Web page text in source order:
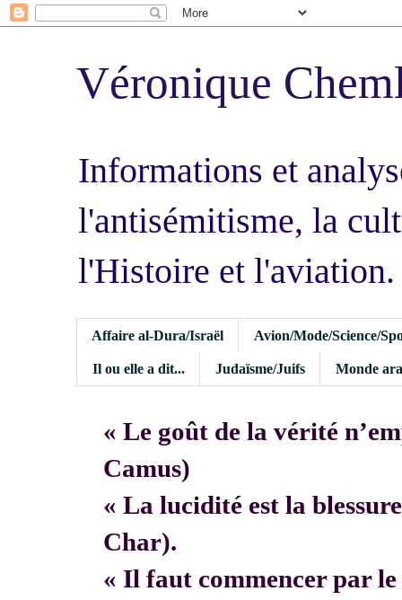
Véronique
Informations et
l'antisémitisme, la
l'Histoire et l'aviation.
Affaire al-Dura/Israël Avion/Mode/Science/
Il ou elle a dit... Judaïsme/Juifs Monde
« Le goût de la vérité
Camus)
« La lucidité est la
Char).
« Il faut commencer par le